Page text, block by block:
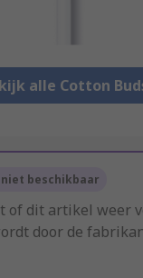
alle Cotton
beschikbaar
of dit artikel weer
door de